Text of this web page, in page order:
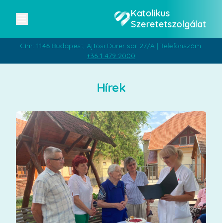
Katolikus
Szeretetszolgálat
Cím: 1146 Budapest, Ajtósi Dürer sor 27/A | Telefonszám:
+36 1 479 2000
Hírek